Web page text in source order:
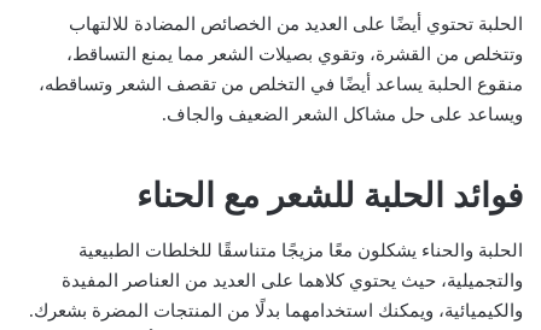
الحلبة تحتوي أيضًا على العديد من الخصائص المضادة للالتهاب
وتتخلص من القشرة، وتقوي بصيلات الشعر مما يمنع التساقط،
منقوع الحلبة يساعد أيضًا في التخلص من تقصف الشعر وتساقطه،
ويساعد على حل مشاكل الشعر الضعيف والجاف.
فوائد الحلبة للشعر مع الحناء
الحلبة والحناء يشكلون معًا مزيجًا متناسقًا للخلطات الطبيعية
والتجميلية، حيث يحتوي كلاهما على العديد من العناصر المفيدة
والكيميائية، ويمكنك استخدامهما بدلًا من المنتجات المضرة بشعرك.